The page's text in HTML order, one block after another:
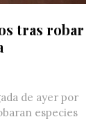
tras robar
de ayer por
especies